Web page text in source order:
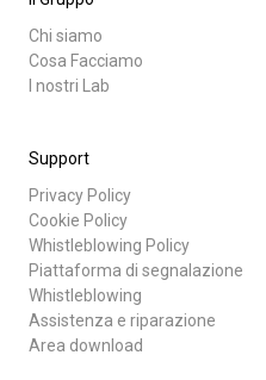
Chi siamo
Cosa Facciamo
I nostri Lab
Support
Privacy Policy
Cookie Policy
Whistleblowing Policy
Piattaforma di segnalazione
Whistleblowing
Assistenza e riparazione
Area download